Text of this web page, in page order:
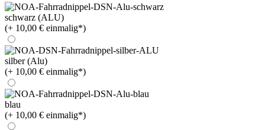
schwarz (ALU)
(+ 10,00 € einmalig*)
silber (Alu)
(+ 10,00 € einmalig*)
blau
(+ 10,00 € einmalig*)